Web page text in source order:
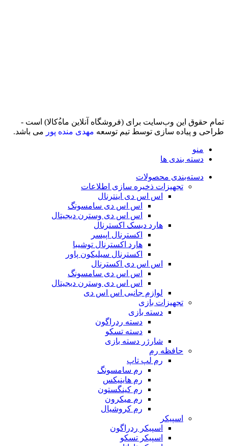
تمام حقوق اين وب‌سايت برای (فروشگاه آنلاین ماه‌‌‌‌‌‌ُکالا) است -
طراحی و پیاده سازی توسط تیم توسعه مهدی منده پور می باشد.
منو
دسته بندی ها
دسته‌بندی محصولات
تجهیزات ذخیره سازی اطلاعات
اس اس دی اینترنال
اس اس دی سامسونگ
اس اس دی وسترن دیجیتال
هارد دیسک اکسترنال
اکسترنال اپیسر
هارد اکسترنال توشیبا
اکسترنال سیلیکون پاور
اس اس دی اکسترنال
اس اس دی سامسونگ
اس اس دی وسترن دیجیتال
لوازم جانبی اس اس دی
تجهیزات بازی
دسته بازی
دسته ردراگون
دسته تسکو
شارژر دسته بازی
حافظه رم
رم لپ تاپ
رم سامسونگ
رم هاینیکس
رم کینگستون
رم میکرون
رم کروشیال
اسپیکر
اسپیکر ردراگون
اسپیکر تسکو